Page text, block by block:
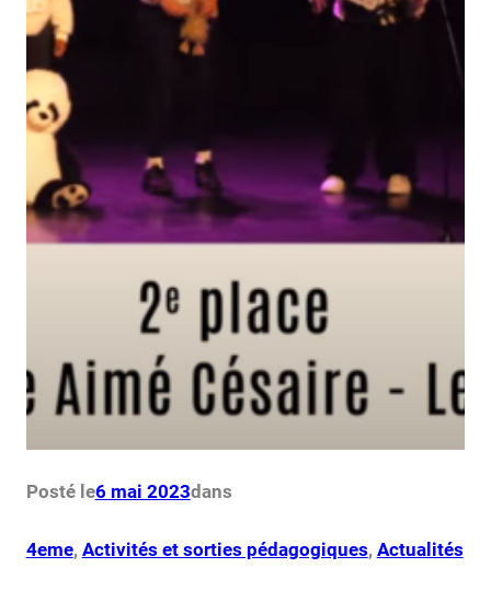
Posté le6 mai 2023dans
4eme, Activités et sorties pédagogiques, Actualités